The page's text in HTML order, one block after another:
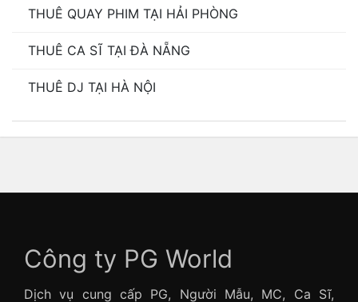
THUÊ QUAY PHIM TẠI HẢI PHÒNG
THUÊ CA SĨ TẠI ĐÀ NẴNG
THUÊ DJ TẠI HÀ NỘI
Công ty PG World
Dịch vụ cung cấp PG, Người Mẫu, MC, Ca Sĩ,